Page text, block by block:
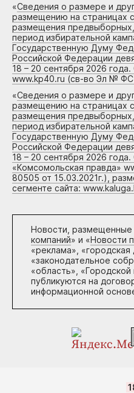
«Сведения о размере и
размещению на страницах
размещения
период избирательной
Государственную Думу
Российской Федерации
18 – 20 сентября 2026
www.kp40.ru (св-во Эл №
«Сведения о размере и
размещению на страницах
размещения
период избирательной
Государственную Думу
Российской Федерации
18 – 20 сентября 2026
«Комсомольская правда»
80505 от 15.03.2021г.),
сегменте сайта:
Новости, размещенные
компаний» и «Новости
«реклама», «городская
«законодательное
«область», «Городской
публикуются на
информационной